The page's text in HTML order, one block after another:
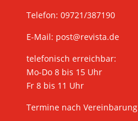
Telefon: 09721/387190
E-Mail: post@revista.de
telefonisch erreichbar:
Mo-Do 8 bis 15 Uhr
Fr 8 bis 11 Uhr
Termine nach Vereinbarung